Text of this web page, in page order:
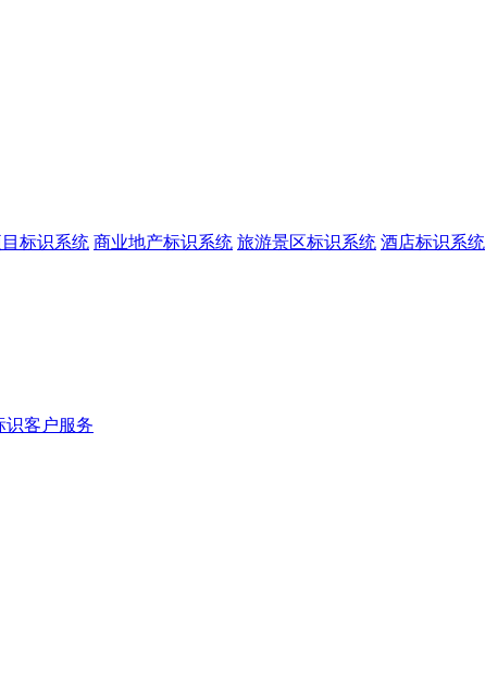
标识系统 商业地产标识系统 旅游景区标识系统 酒店标识系统
识客户服务